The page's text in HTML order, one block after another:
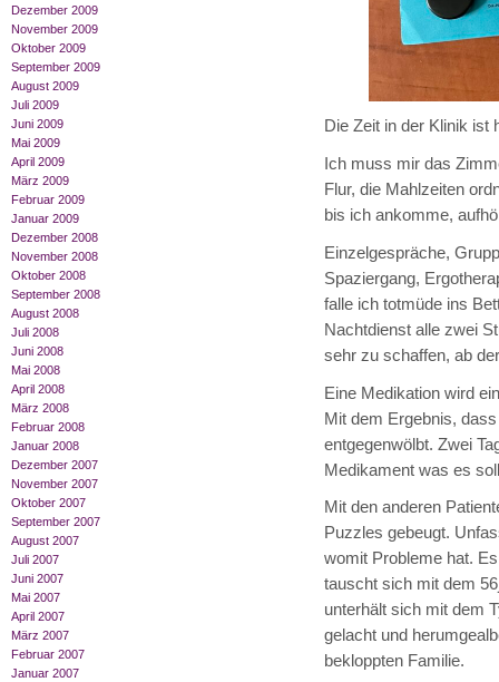
Dezember 2009
November 2009
Oktober 2009
September 2009
August 2009
Juli 2009
Juni 2009
Mai 2009
April 2009
März 2009
Februar 2009
Januar 2009
Dezember 2008
November 2008
Oktober 2008
September 2008
August 2008
Juli 2008
Juni 2008
Mai 2008
April 2008
März 2008
Februar 2008
Januar 2008
Dezember 2007
November 2007
Oktober 2007
September 2007
August 2007
Juli 2007
Juni 2007
Mai 2007
April 2007
März 2007
Februar 2007
Januar 2007
Die Zeit in der Klinik ist
Ich muss mir das
Flur, die Mahlzeiten
bis ich ankomme,
Einzelgespräche,
Spaziergang,
falle ich totmüde ins
Nachtdienst alle zwei
sehr zu schaffen, ab
Eine Medikation wird
Mit dem Ergebnis,
entgegenwölbt. Zwei
Medikament was es
Mit den anderen
Puzzles gebeugt.
womit Probleme hat.
tauscht sich mit dem
unterhält sich mit dem
gelacht und
bekloppten Familie.